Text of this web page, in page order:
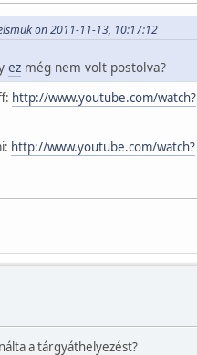
on 2011-11-13, 10:17:12
ez még nem volt postolva?
http://www.youtube.com/watch?
http://www.youtube.com/watch?
a tárgyáthelyezést?